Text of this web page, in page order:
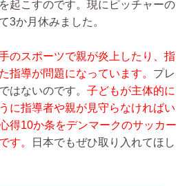
起こすのです。現にピッチャーの
3か月休みました。
のスポーツで親が炎上したり、指
指導が問題になっています。 プレ
はないのです。 子どもが主体的に
に指導者や親が見守らなければい
得10か条をデンマークのサッカー
す。
日本でもぜひ取り入れてほし